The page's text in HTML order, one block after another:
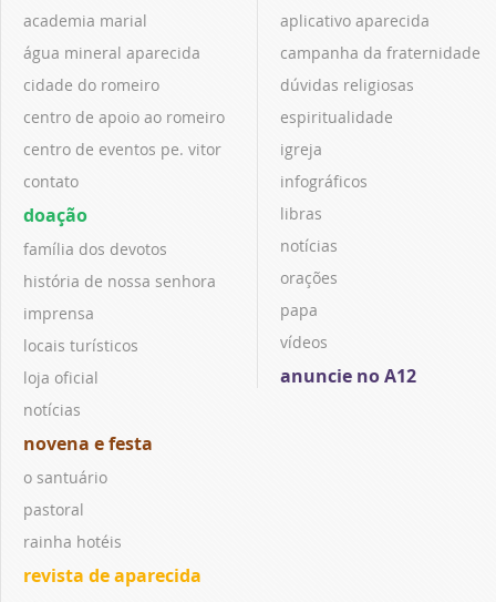
academia marial
água mineral aparecida
cidade do romeiro
centro de apoio ao romeiro
centro de eventos pe. vitor
contato
doação
família dos devotos
história de nossa senhora
imprensa
locais turísticos
loja oficial
notícias
novena e festa
o santuário
pastoral
rainha hotéis
revista de aparecida
aplicativo aparecida
campanha da fraternidade
dúvidas religiosas
espiritualidade
igreja
infográficos
libras
notícias
orações
papa
vídeos
anuncie no A12